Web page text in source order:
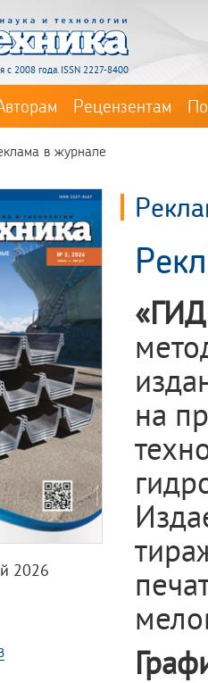
с 2008 года. ISSN 2227-8400
Рецензентам
в журнале
2026
на